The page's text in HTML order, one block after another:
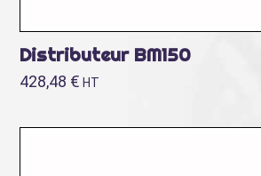
Distributeur BM150
428,48 € HT